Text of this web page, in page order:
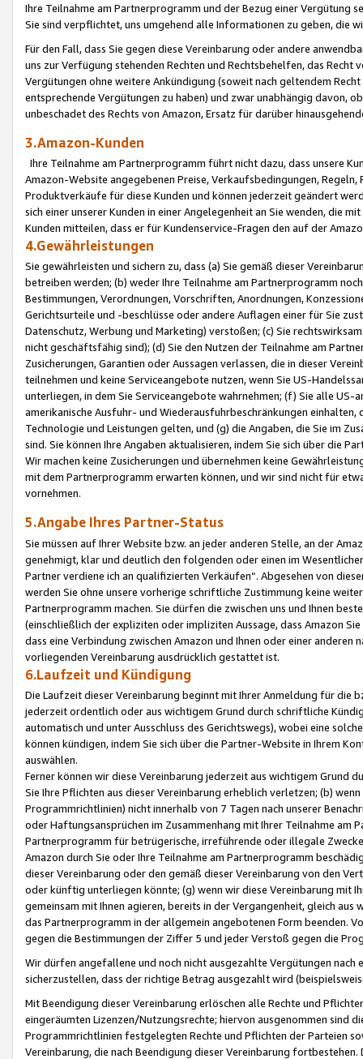
Ihre Teilnahme am Partnerprogramm und der Bezug einer Vergütung
Sie sind verpflichtet, uns umgehend alle Informationen zu geben, die
Für den Fall, dass Sie gegen diese Vereinbarung oder andere
uns zur Verfügung stehenden Rechten und Rechtsbehelfen, das
Vergütungen ohne weitere Ankündigung (soweit nach geltendem
entsprechende Vergütungen zu haben) und zwar unabhängig davon,
unbeschadet des Rechts von Amazon, Ersatz für darüber
3.Amazon-Kunden
Ihre Teilnahme am Partnerprogramm führt nicht dazu, dass unsere
Amazon-Website angegebenen Preise, Verkaufsbedingungen,
Produktverkäufe für diese Kunden und können jederzeit geändert
sich einer unserer Kunden in einer Angelegenheit an Sie wenden, die
Kunden mitteilen, dass er für Kundenservice-Fragen den auf der
4.Gewährleistungen
Sie gewährleisten und sichern zu, dass (a) Sie gemäß dieser
betreiben werden; (b) weder Ihre Teilnahme am Partnerprogramm
Bestimmungen, Verordnungen, Vorschriften, Anordnungen,
Gerichtsurteile und -beschlüsse oder andere Auflagen einer für Sie
Datenschutz, Werbung und Marketing) verstoßen; (c) Sie
nicht geschäftsfähig sind); (d) Sie den Nutzen der Teilnahme am
Zusicherungen, Garantien oder Aussagen verlassen, die in dieser
teilnehmen und keine Serviceangebote nutzen, wenn Sie US-
unterliegen, in dem Sie Serviceangebote wahrnehmen; (f) Sie alle
amerikanische Ausfuhr- und Wiederausfuhrbeschränkungen
Technologie und Leistungen gelten, und (g) die Angaben, die Sie im
sind. Sie können Ihre Angaben aktualisieren, indem Sie sich über die
Wir machen keine Zusicherungen und übernehmen keine
mit dem Partnerprogramm erwarten können, und wir sind nicht für
vornehmen.
5.Angabe Ihres Partner-Status
Sie müssen auf Ihrer Website bzw. an jeder anderen Stelle, an der
genehmigt, klar und deutlich den folgenden oder einen im
Partner verdiene ich an qualifizierten Verkäufen“. Abgesehen von
werden Sie ohne unsere vorherige schriftliche Zustimmung keine
Partnerprogramm machen. Sie dürfen die zwischen uns und Ihnen
(einschließlich der expliziten oder impliziten Aussage, dass Amazon
dass eine Verbindung zwischen Amazon und Ihnen oder einer
vorliegenden Vereinbarung ausdrücklich gestattet ist.
6.Laufzeit und Kündigung
Die Laufzeit dieser Vereinbarung beginnt mit Ihrer Anmeldung für die
jederzeit ordentlich oder aus wichtigem Grund durch schriftliche
automatisch und unter Ausschluss des Gerichtswegs), wobei eine
können kündigen, indem Sie sich über die Partner-Website in Ihrem
auswählen.
Ferner können wir diese Vereinbarung jederzeit aus wichtigem Grund
Sie Ihre Pflichten aus dieser Vereinbarung erheblich verletzen; (b)
Programmrichtlinien) nicht innerhalb von 7 Tagen nach unserer
oder Haftungsansprüchen im Zusammenhang mit Ihrer Teilnahme am
Partnerprogramm für betrügerische, irreführende oder illegale
Amazon durch Sie oder Ihre Teilnahme am Partnerprogramm
dieser Vereinbarung oder den gemäß dieser Vereinbarung von den
oder künftig unterliegen könnte; (g) wenn wir diese Vereinbarung mit
gemeinsam mit Ihnen agieren, bereits in der Vergangenheit, gleich
das Partnerprogramm in der allgemein angebotenen Form beenden.
gegen die Bestimmungen der Ziffer 5 und jeder Verstoß gegen die
Wir dürfen angefallene und noch nicht ausgezahlte Vergütungen
sicherzustellen, dass der richtige Betrag ausgezahlt wird
Mit Beendigung dieser Vereinbarung erlöschen alle Rechte und
eingeräumten Lizenzen/Nutzungsrechte; hiervon ausgenommen sind
Programmrichtlinien festgelegten Rechte und Pflichten der Parteien
Vereinbarung, die nach Beendigung dieser Vereinbarung